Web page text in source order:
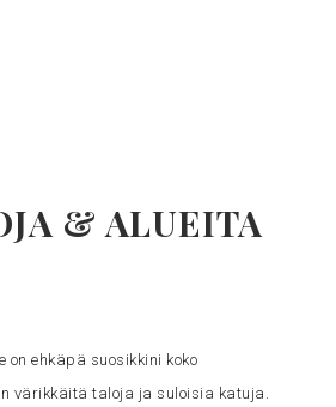
& ALUEITA
on ehkäpä suosikkini koko
värikkäitä taloja ja suloisia katuja.